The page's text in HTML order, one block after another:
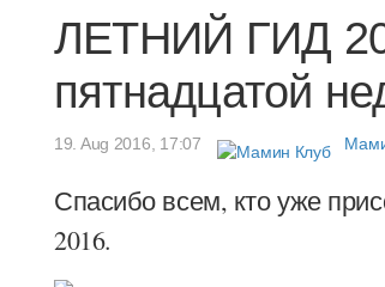
ЛЕТНИЙ ГИД
пятнадцатой
19. Aug 2016, 17:07
Спасибо всем, кто уже
2016.